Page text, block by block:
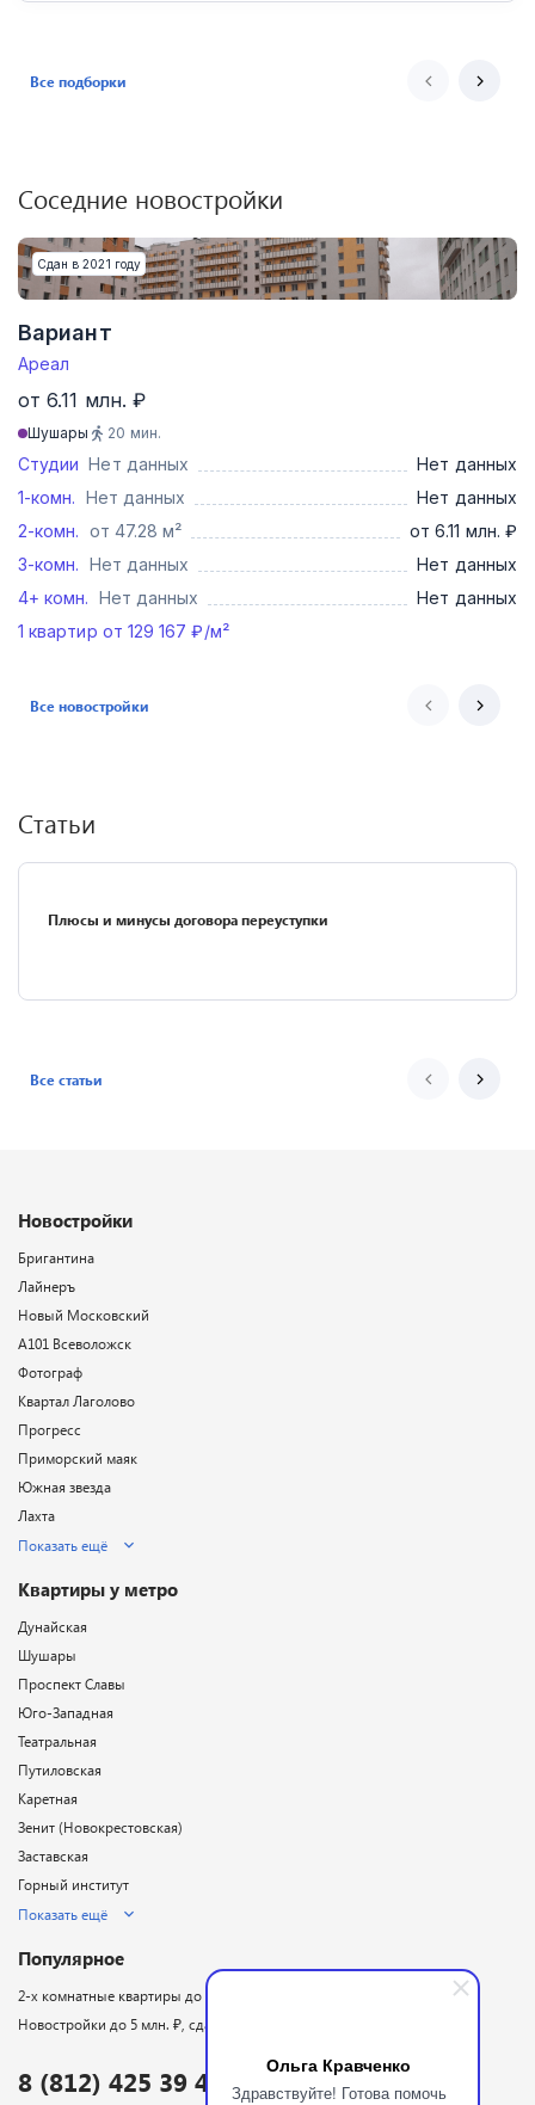
Ольга Кравченко
Здравствуйте! Готова помочь
Все подборки
Соседние новостройки
Сдан в 2021 году
Вариант
Ареал
от 6.11 млн. ₽
Шушары 20 мин.
Студии Нет данных
Нет данных
1-комн. Нет данных
Нет данных
2-комн. от 47.28 м²
от 6.11 млн. ₽
3-комн. Нет данных
Нет данных
4+ комн. Нет данных
Нет данных
1 квартир от 129 167 ₽/м²
Все новостройки
Статьи
Плюсы и минусы договора переуступки
Все статьи
8 (812) 425 39 48
Новостройки
Бригантина
Лайнеръ
Новый Московский
А101 Всеволожск
Фотограф
Квартал Лаголово
Прогресс
Приморский маяк
Южная звезда
Лахта
Показать ещё
Квартиры у метро
Дунайская
Шушары
Проспект Славы
Юго-Западная
Театральная
Путиловская
Каретная
Зенит (Новокрестовская)
Заставская
Горный институт
Показать ещё
Популярное
2-х комнатные квартиры до 5 млн. ₽
Новостройки до 5 млн. ₽, сдаются в 2026 году